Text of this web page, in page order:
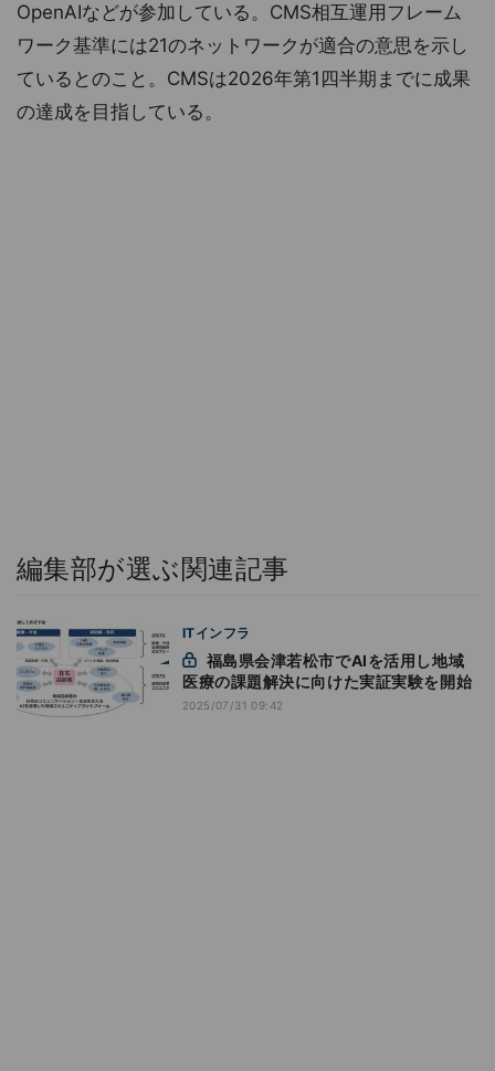
OpenAIなどが参加している。CMS相互運用フレーム
ワーク基準には21のネットワークが適合の意思を示し
ているとのこと。CMSは2026年第1四半期までに成果
の達成を目指している。
編集部が選ぶ関連記事
ITインフラ
医療の課題解決に向けた実証実験を開始
2025/07/31 09:42